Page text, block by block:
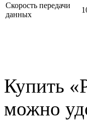
Скорость передачи
данных
Купить
можно